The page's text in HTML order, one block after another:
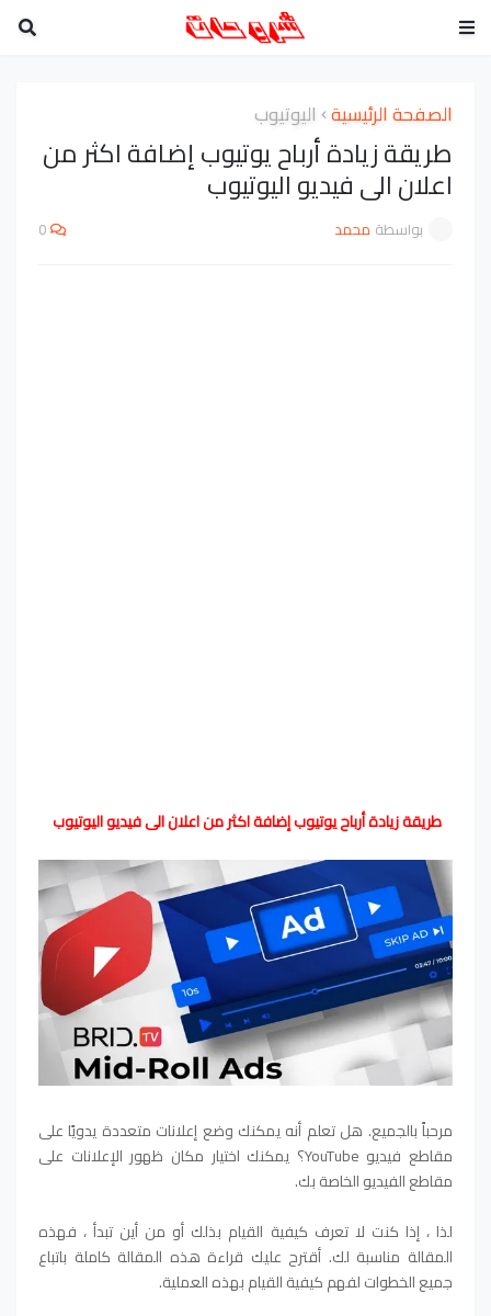
الصفحة الرئيسية اليوتيوب
طريقة زيادة أرباح يوتيوب إضافة اكثر من
اعلان الى فيديو اليوتيوب
بواسطة محمد 0
طريقة زيادة أرباح يوتيوب إضافة اكثر من اعلان الى فيديو اليوتيوب
مرحباً بالجميع. هل تعلم أنه يمكنك وضع إعلانات متعددة يدويًا على
مقاطع فيديو YouTube؟ يمكنك اختيار مكان ظهور الإعلانات على
مقاطع الفيديو الخاصة بك.
لذا ، إذا كنت لا تعرف كيفية القيام بذلك أو من أين تبدأ ، فهذه
المقالة مناسبة لك. أقترح عليك قراءة هذه المقالة كاملة باتباع
جميع الخطوات لفهم كيفية القيام بهذه العملية.